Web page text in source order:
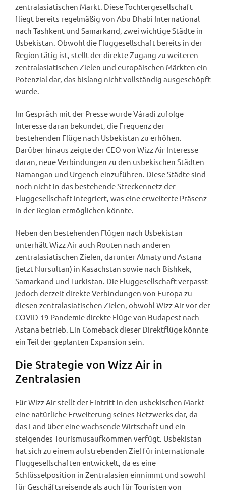
zentralasiatischen Markt. Diese Tochtergesellschaft
fliegt bereits regelmäßig von Abu Dhabi International
nach Tashkent und Samarkand, zwei wichtige Städte in
Usbekistan. Obwohl die Fluggesellschaft bereits in der
Region tätig ist, stellt der direkte Zugang zu weiteren
zentralasiatischen Zielen und europäischen Märkten ein
Potenzial dar, das bislang nicht vollständig ausgeschöpft
wurde.
Im Gespräch mit der Presse wurde Váradi zufolge
Interesse daran bekundet, die Frequenz der
bestehenden Flüge nach Usbekistan zu erhöhen.
Darüber hinaus zeigte der CEO von Wizz Air Interesse
daran, neue Verbindungen zu den usbekischen Städten
Namangan und Urgench einzuführen. Diese Städte sind
noch nicht in das bestehende Streckennetz der
Fluggesellschaft integriert, was eine erweiterte Präsenz
in der Region ermöglichen könnte.
Neben den bestehenden Flügen nach Usbekistan
unterhält Wizz Air auch Routen nach anderen
zentralasiatischen Zielen, darunter Almaty und Astana
(jetzt Nursultan) in Kasachstan sowie nach Bishkek,
Samarkand und Turkistan. Die Fluggesellschaft verpasst
jedoch derzeit direkte Verbindungen von Europa zu
diesen zentralasiatischen Zielen, obwohl Wizz Air vor der
COVID-19-Pandemie direkte Flüge von Budapest nach
Astana betrieb. Ein Comeback dieser Direktflüge könnte
ein Teil der geplanten Expansion sein.
Die Strategie von Wizz Air in
Zentralasien
Für Wizz Air stellt der Eintritt in den usbekischen Markt
eine natürliche Erweiterung seines Netzwerks dar, da
das Land über eine wachsende Wirtschaft und ein
steigendes Tourismusaufkommen verfügt. Usbekistan
hat sich zu einem aufstrebenden Ziel für internationale
Fluggesellschaften entwickelt, da es eine
Schlüsselposition in Zentralasien einnimmt und sowohl
für Geschäftsreisende als auch für Touristen von